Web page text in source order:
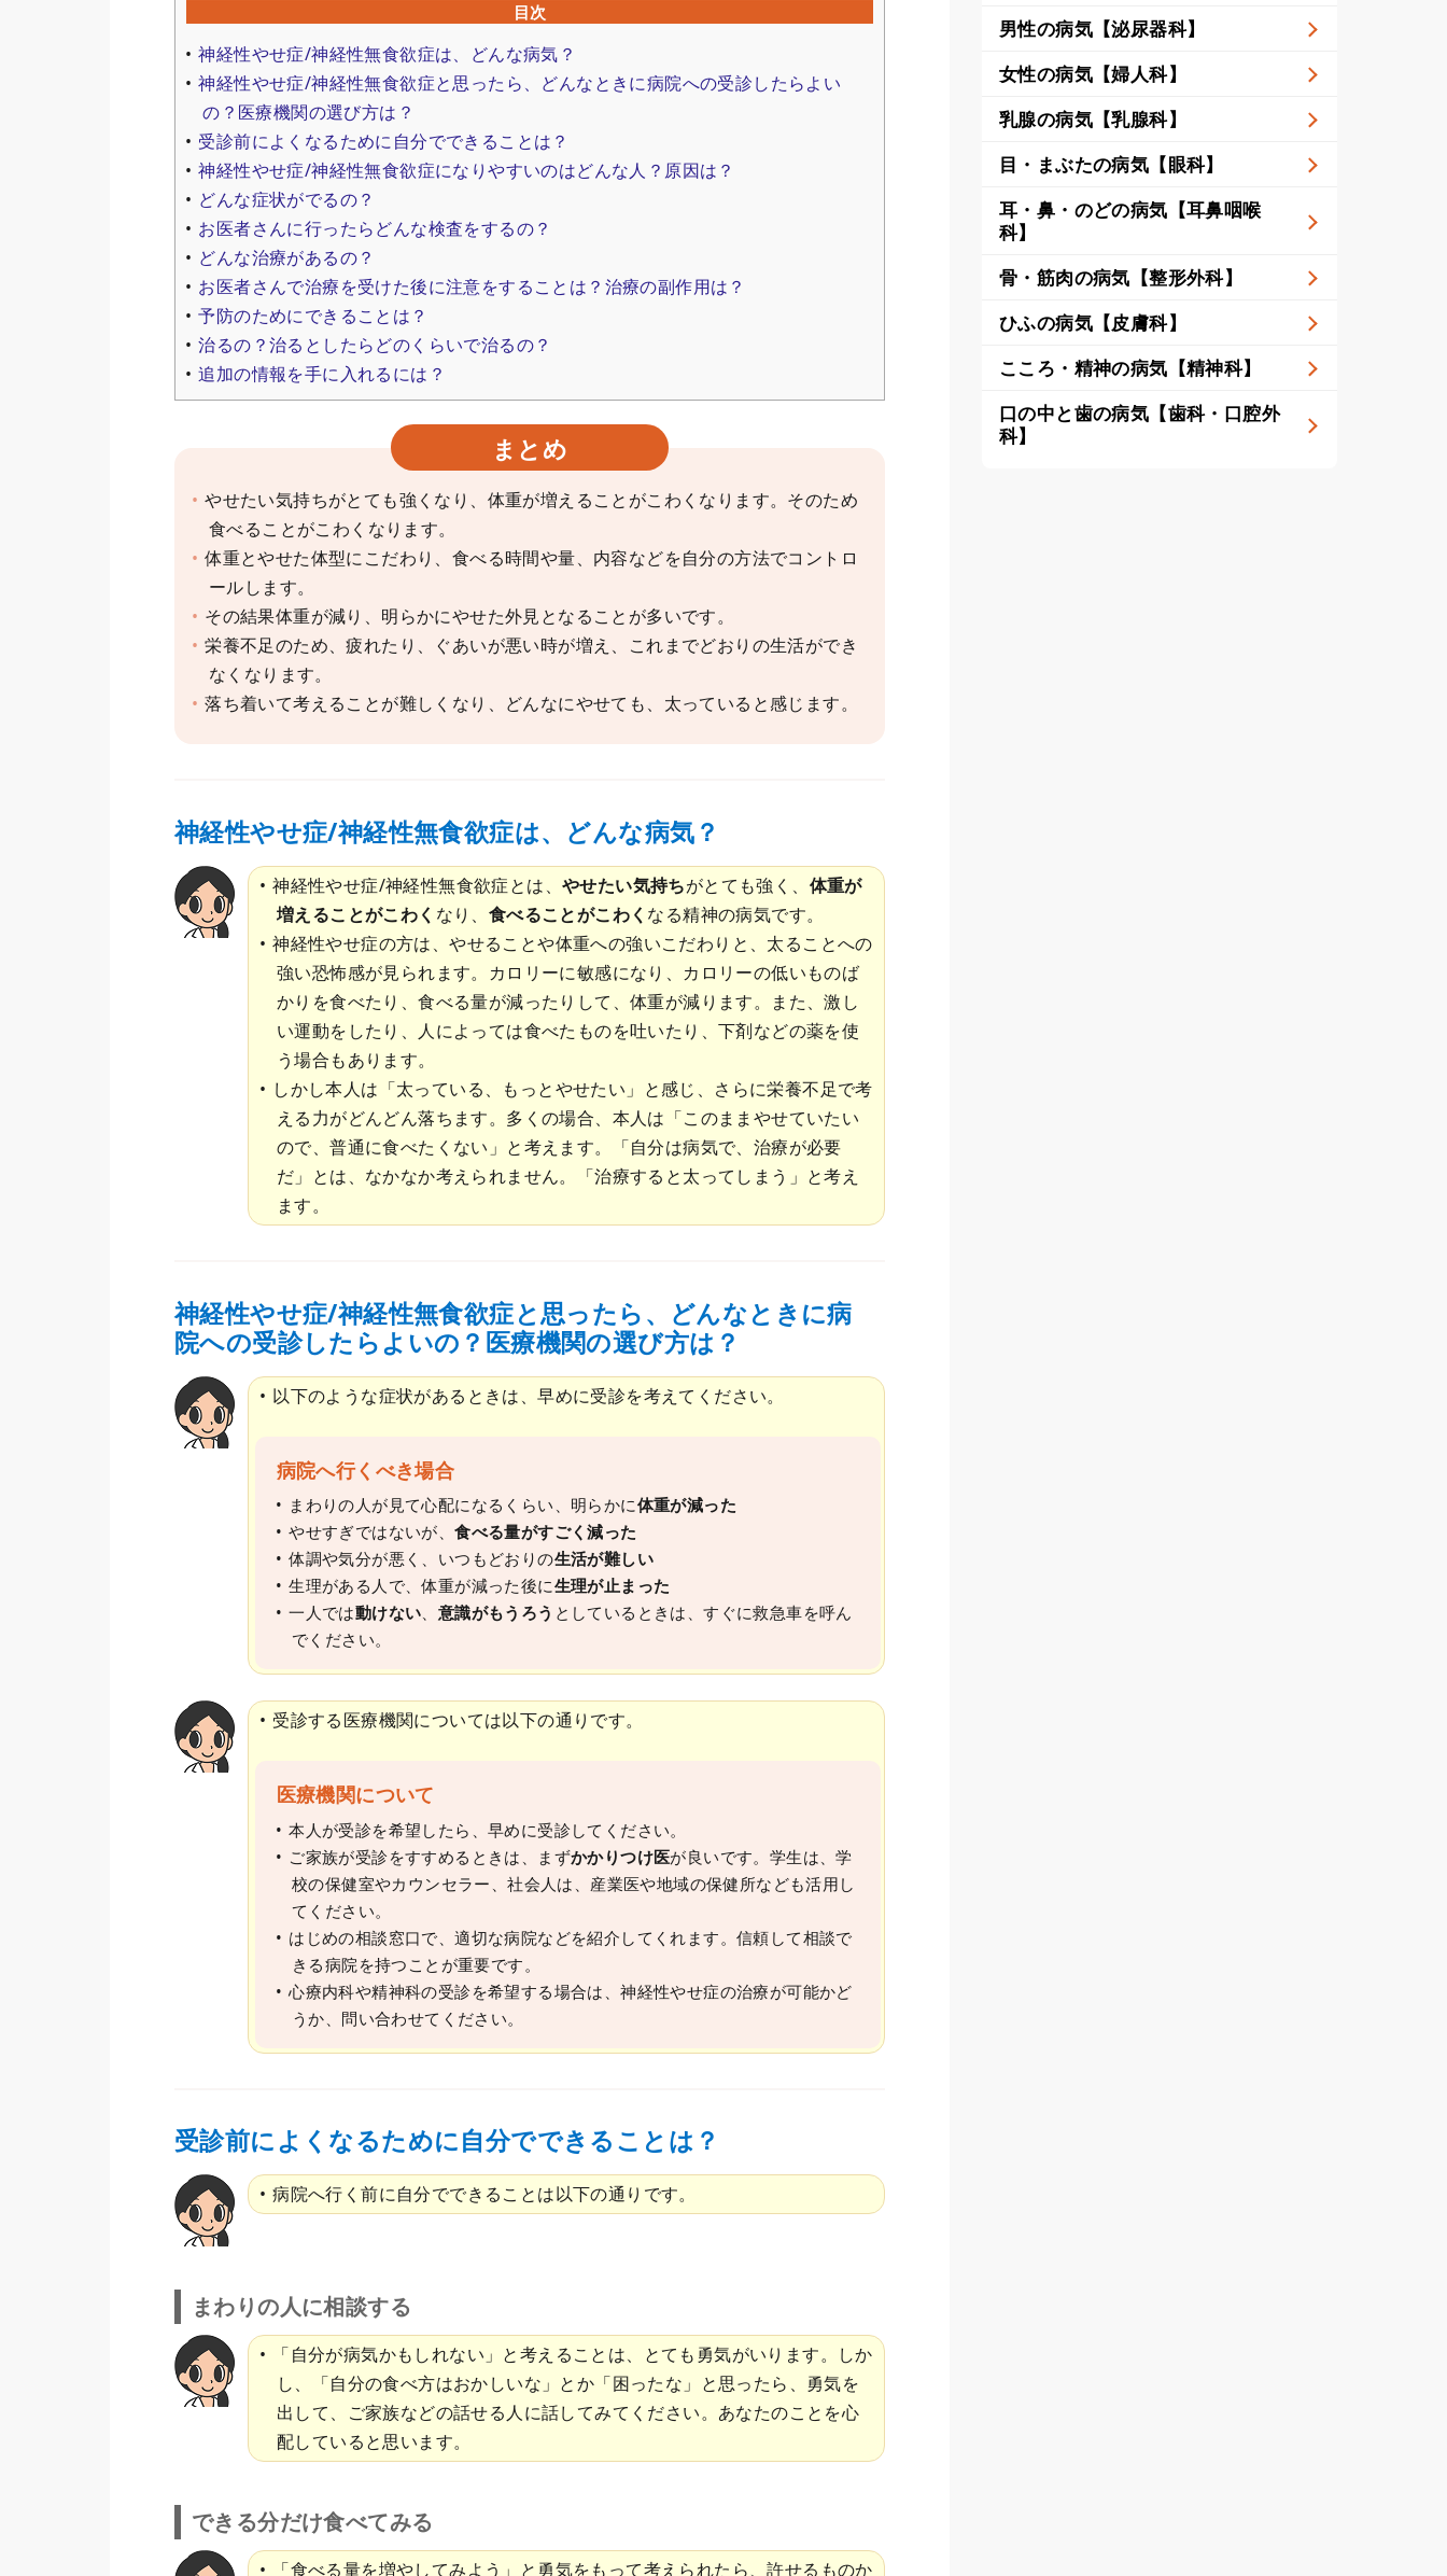
目次
神経性やせ症/神経性無食欲症は、どんな病気？
神経性やせ症/神経性無食欲症と思ったら、どんなときに病院への受診したらよい
の？医療機関の選び方は？
受診前によくなるために自分でできることは？
神経性やせ症/神経性無食欲症になりやすいのはどんな人？原因は？
どんな症状がでるの？
お医者さんに行ったらどんな検査をするの？
どんな治療があるの？
お医者さんで治療を受けた後に注意をすることは？治療の副作用は？
予防のためにできることは？
治るの？治るとしたらどのくらいで治るの？
追加の情報を手に入れるには？
まとめ
やせたい気持ちがとても強くなり、体重が増えることがこわくなります。そのため
食べることがこわくなります。
体重とやせた体型にこだわり、食べる時間や量、内容などを自分の方法でコントロ
ールします。
その結果体重が減り、明らかにやせた外見となることが多いです。
栄養不足のため、疲れたり、ぐあいが悪い時が増え、これまでどおりの生活ができ
なくなります。
落ち着いて考えることが難しくなり、どんなにやせても、太っていると感じます。
神経性やせ症/神経性無食欲症は、どんな病気？
神経性やせ症/神経性無食欲症とは、やせたい気持ちがとても強く、 体重が
増えることがこわく なり、 食べることがこわく なる精神の病気です。
神経性やせ症の方は、やせることや体重への強いこだわりと、太ることへの
強い恐怖感が見られます。カロリーに敏感になり、カロリーの低いものば
かりを食べたり、食べる量が減ったりして、体重が減ります。また、激し
い運動をしたり、人によっては食べたものを吐いたり、下剤などの薬を使
う場合もあります。
しかし本人は「太っている、もっとやせたい」と感じ、さらに栄養不足で考
える力がどんどん落ちます。多くの場合、本人は「このままやせていたい
ので、普通に食べたくない」と考えます。「自分は病気で、治療が必要
だ」とは、なかなか考えられません。「治療すると太ってしまう」と考え
ます。
神経性やせ症/神経性無食欲症と思ったら、どんなときに病
院への受診したらよいの？医療機関の選び方は？
以下のような症状があるときは、早めに受診を考えてください。
病院へ行くべき場合
まわりの人が見て心配になるくらい、明らかに体重が減った
やせすぎではないが、食べる量がすごく減った
体調や気分が悪く、いつもどおりの生活が難しい
生理がある人で、体重が減った後に生理が止まった
一人では動けない、 意識がもうろう としているときは、すぐに救急車を呼ん
でください。
受診する医療機関については以下の通りです。
医療機関について
本人が受診を希望したら、早めに受診してください。
ご家族が受診をすすめるときは、まずかかりつけ医が良いです。学生は、学
校の保健室やカウンセラー、社会人は、産業医や地域の保健所なども活用し
てください。
はじめの相談窓口で、適切な病院などを紹介してくれます。信頼して相談で
きる病院を持つことが重要です。
心療内科や精神科の受診を希望する場合は、神経性やせ症の治療が可能かど
うか、問い合わせてください。
受診前によくなるために自分でできることは？
病院へ行く前に自分でできることは以下の通りです。
まわりの人に相談する
「自分が病気かもしれない」と考えることは、とても勇気がいります。しか
し、「自分の食べ方はおかしいな」とか「困ったな」と思ったら、勇気を
出して、ご家族などの話せる人に話してみてください。あなたのことを心
配していると思います。
できる分だけ食べてみる
「食べる量を増やしてみよう」と勇気をもって考えられたら、許せるものか
男性の病気【泌尿器科】
女性の病気【婦人科】
乳腺の病気【乳腺科】
目・まぶたの病気【眼科】
耳・鼻・のどの病気【耳鼻咽喉
科】
骨・筋肉の病気【整形外科】
ひふの病気【皮膚科】
こころ・精神の病気【精神科】
口の中と歯の病気【歯科・口腔外
科】